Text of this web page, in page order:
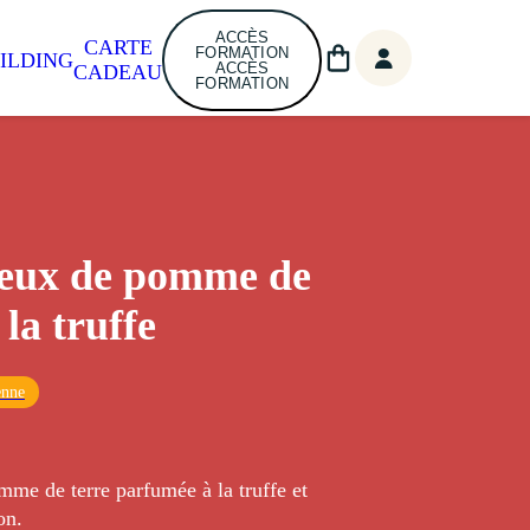
CARTE
CADEAU
ACCÈS
FORMATION
ACCÈS
FORMATION
de pomme de
la truffe
de terre parfumée à la truffe et